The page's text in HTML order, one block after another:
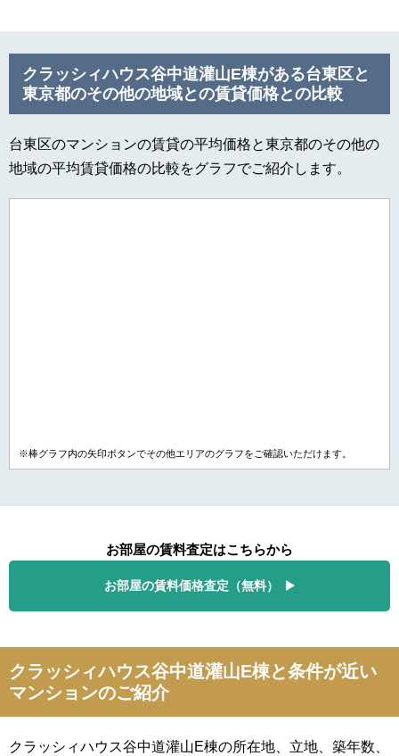
クラッシィハウス谷中道灌山E棟がある台東区と
東京都のその他の地域との賃貸価格との比較
台東区のマンションの賃貸の平均価格と東京都のその他の
地域の平均賃貸価格の比較をグラフでご紹介します。
※棒グラフ内の矢印ボタンでその他エリアのグラフをご確認いただけます。
お部屋の賃料査定はこちらから
お部屋の賃料価格査定（無料）
クラッシィハウス谷中道灌山E棟と条件が近い
マンションのご紹介
クラッシィハウス谷中道灌山E棟の所在地、立地、築年数、